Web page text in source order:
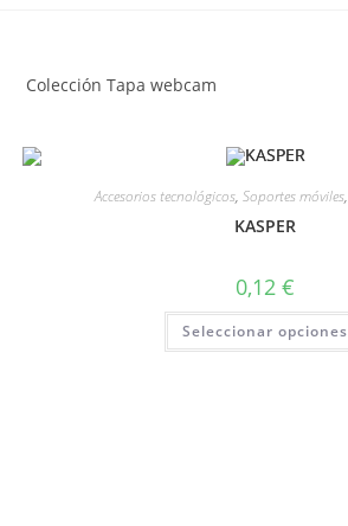
Colección Tapa webcam
Accesorios tecnológicos, Soportes móviles,
KASPER
0,12 €
Seleccionar opciones